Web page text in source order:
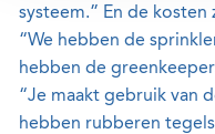
systeem.” En de kosten
“We hebben de
hebben de
“Je maakt gebruik van
hebben rubberen